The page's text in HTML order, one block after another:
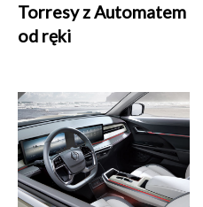
Torresy z Automatem
od ręki